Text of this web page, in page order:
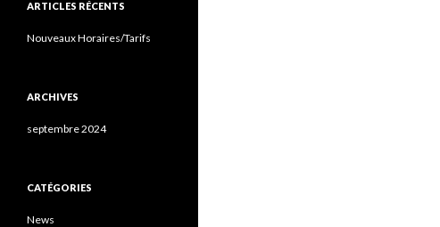
ARTICLES RÉCENTS
Nouveaux Horaires/Tarifs
ARCHIVES
septembre 2024
CATÉGORIES
News